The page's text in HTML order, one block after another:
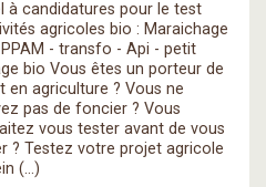
à candidatures pour le test
agricoles bio : Maraichage
- transfo - Api - petit
bio Vous êtes un porteur de
en agriculture ? Vous ne
pas de foncier ? Vous
vous tester avant de vous
? Testez votre projet agricole
(…)